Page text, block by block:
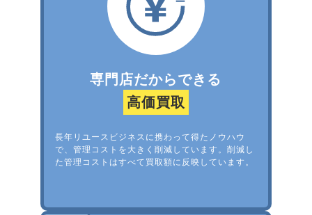
専門店だからできる
高価買取
長年リユースビジネスに携わって得たノウハウ
で、管理コストを大きく削減しています。削減し
た管理コストはすべて買取額に反映しています。